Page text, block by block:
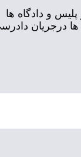
و دادگاه ها
درجریان